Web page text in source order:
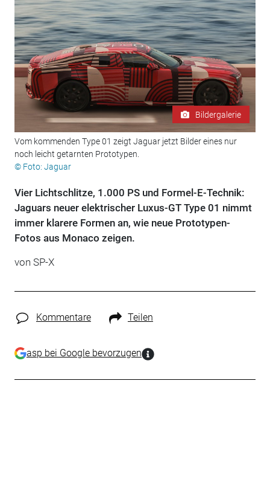
Bildergalerie
Vom kommenden Type 01 zeigt Jaguar jetzt Bilder eines nur
noch leicht getarnten Prototypen.
© Foto: Jaguar
Vier Lichtschlitze, 1.000 PS und Formel-E-Technik:
Jaguars neuer elektrischer Luxus-GT Type 01 nimmt
immer klarere Formen an, wie neue Prototypen-
Fotos aus Monaco zeigen.
von SP-X
Kommentare Teilen
asp bei Google bevorzugen